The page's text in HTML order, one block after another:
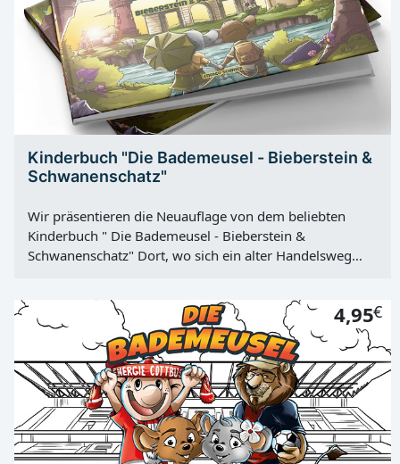
Kinderbuch "Die Bademeusel - Bieberstein &
Schwanenschatz"
Wir präsentieren die Neuauflage von dem beliebten
Kinderbuch " Die Bademeusel - Bieberstein &
Schwanenschatz" Dort, wo sich ein alter Handelsweg
Von hier aus starten die zwei Bademeusel zu ihren
spannenden Abenteuern. Erlebe mit der klugen
Forscherin Paulina und dem mutigen Entdecker Carlo
aufregende Geschichten. Folge ihren Spuren. Vielleicht
findest du am Ende deinen ganz eigenen Schatz. Bleibt
neugierig! Seitenanzahl: 86 Hardcover
4,95€